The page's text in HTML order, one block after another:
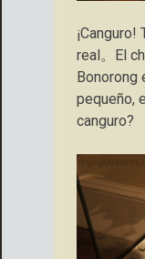
real。El
Bonorong
pequeño,
canguro?